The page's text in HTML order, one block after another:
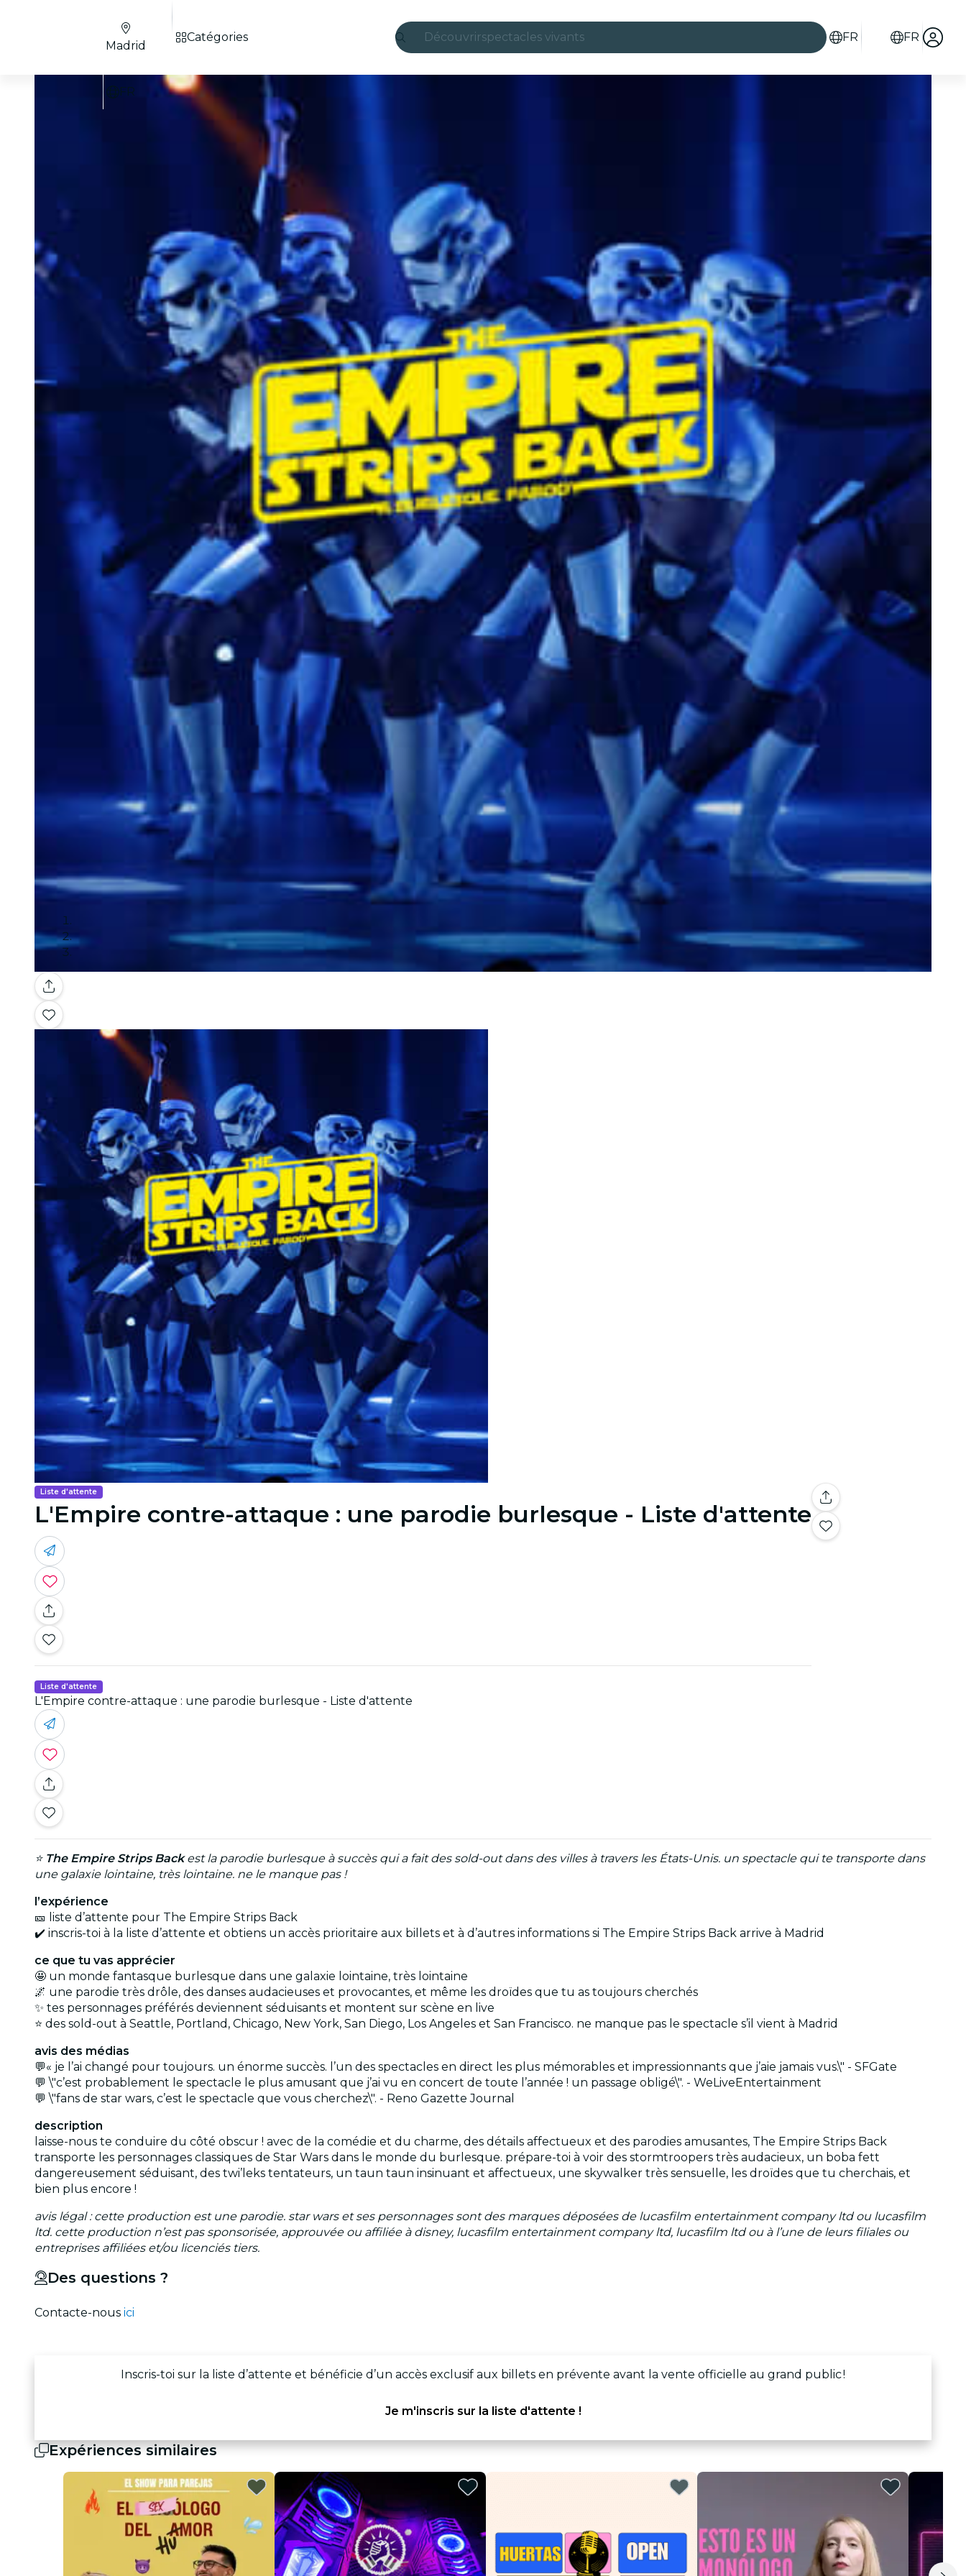
Découvrirspectacles vivants
São Paulo
expositions
Séoul
visites urbaines
concerts
restaurants
cinéma
FR FR
Madrid
FR
Catégories
Galerie
Liste d'attente
L'Empire contre-attaque : une parodie burlesque - Liste d'attente
Liste d'attente
L'Empire contre-attaque : une parodie burlesque - Liste d'attente
⭐ The Empire Strips Backest la parodie burlesque à succès qui a fait des sold-out dans des villes à travers les États-Unis. un spectacle qui te transporte dans
une galaxie lointaine, très lointaine. ne le manque pas !
l’expérience
🎫 liste d’attente pour The Empire Strips Back
✔️ inscris-toi à la liste d’attente et obtiens un accès prioritaire aux billets et à d’autres informations si The Empire Strips Back arrive à Madrid
ce que tu vas apprécier
🤩 un monde fantasque burlesque dans une galaxie lointaine, très lointaine
🌌 une parodie très drôle, des danses audacieuses et provocantes, et même les droïdes que tu as toujours cherchés
✨ tes personnages préférés deviennent séduisants et montent sur scène en live
⭐ des sold-out à Seattle, Portland, Chicago, New York, San Diego, Los Angeles et San Francisco. ne manque pas le spectacle s’il vient à Madrid
avis des médias
💬« je l’ai changé pour toujours. un énorme succès. l’un des spectacles en direct les plus mémorables et impressionnants que j’aie jamais vus.\" - SFGate
💬 \"c’est probablement le spectacle le plus amusant que j’ai vu en concert de toute l’année ! un passage obligé\". - WeLiveEntertainment
💬 \"fans de star wars, c’est le spectacle que vous cherchez\". - Reno Gazette Journal
description
laisse-nous te conduire du côté obscur ! avec de la comédie et du charme, des détails affectueux et des parodies amusantes, The Empire Strips Back
transporte les personnages classiques de Star Wars dans le monde du burlesque. prépare-toi à voir des stormtroopers très audacieux, un boba fett
dangereusement séduisant, des twi’leks tentateurs, un taun taun insinuant et affectueux, une skywalker très sensuelle, les droïdes que tu cherchais, et
bien plus encore !
avis légal : cette production est une parodie. star wars et ses personnages sont des marques déposées de lucasfilm entertainment company ltd ou lucasfilm
ltd. cette production n’est pas sponsorisée, approuvée ou affiliée à disney, lucasfilm entertainment company ltd, lucasfilm ltd ou à l’une de leurs filiales ou
entreprises affiliées et/ou licenciés tiers.
Des questions ?
Contacte-nous ici
Inscris-toi sur la liste d’attente et bénéficie d’un accès exclusif aux billets en prévente avant la vente officielle au grand public !
Je m'inscris sur la liste d'attente !
Expériences similaires